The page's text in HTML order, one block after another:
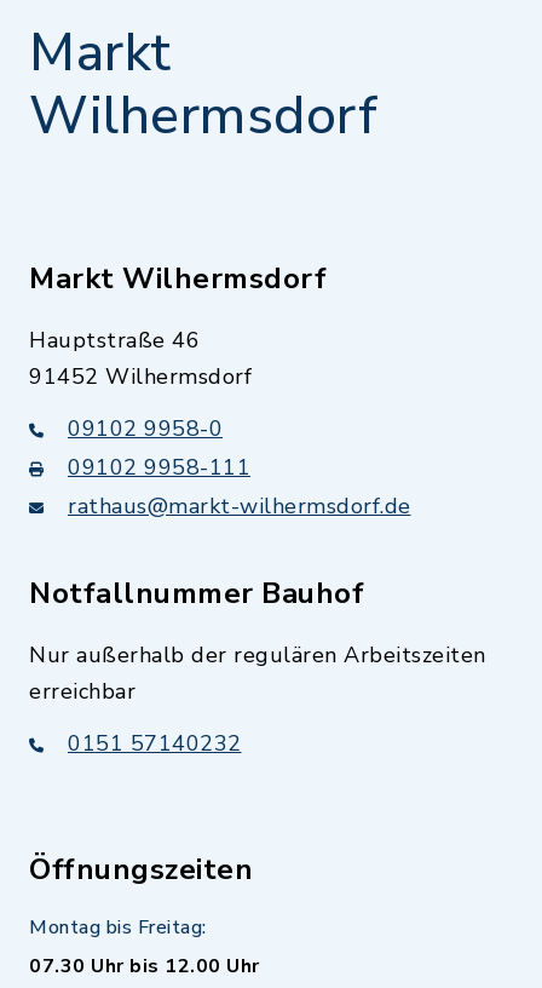
Markt
Wilhermsdorf
Markt Wilhermsdorf
Hauptstraße 46
91452 Wilhermsdorf
09102 9958-0
09102 9958-111
rathaus@markt-wilhermsdorf.de
Notfallnummer Bauhof
Nur außerhalb der regulären Arbeitszeiten
erreichbar
0151 57140232
Öffnungszeiten
Montag bis Freitag:
07.30 Uhr bis 12.00 Uhr